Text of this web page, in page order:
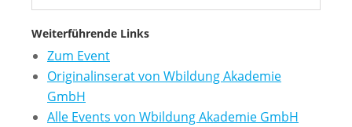
Weiterführende Links
Zum Event
Originalinserat von Wbildung Akademie
GmbH
Alle Events von Wbildung Akademie GmbH